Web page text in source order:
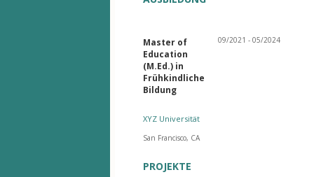
Master of
Education
(M.Ed.) in
Frühkindliche
Bildung
09/2021 - 05/2024
XYZ Universität
San Francisco, CA
PROJEKTE